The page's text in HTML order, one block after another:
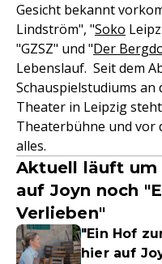
Gesicht bekannt
Lindström", "Soko
"GZSZ" und "Der
Lebenslauf. Seit dem
Schauspielstudiums
Theater in Leipzig
Theaterbühne und vor
alles.
Aktuell läuft um
auf Joyn noch
Verlieben"
"Ein Hof
hier auf